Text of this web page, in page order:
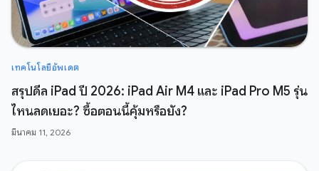
เทคโนโลยีอัพเดต
สรุปดีล iPad ปี 2026: iPad Air M4 และ iPad Pro M5 รุ่น
ไหนลดเยอะ? ซื้อตอนนี้คุ้มหรือยัง?
มีนาคม 11, 2026